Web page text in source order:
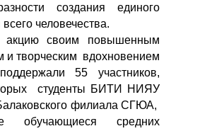
создания единого
человечества.
акцию своим повышенным
и творческим вдохновением
55 участников,
студенты БИТИ НИЯУ
филиала СГЮА,
обучающиеся средних